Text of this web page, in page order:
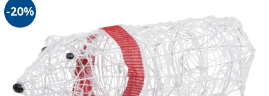
-20%